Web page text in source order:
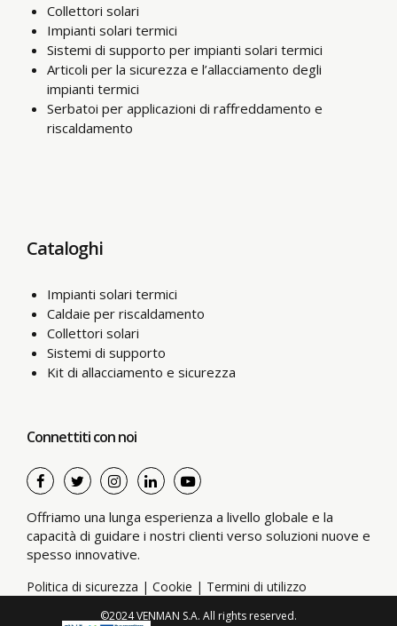
Collettori solari
Impianti solari termici
Sistemi di supporto per impianti solari termici
Articoli per la sicurezza e l’allacciamento degli
impianti termici
Serbatoi per applicazioni di raffreddamento e
riscaldamento
Cataloghi
Impianti solari termici
Caldaie per riscaldamento
Collettori solari
Sistemi di supporto
Kit di allacciamento e sicurezza
Connettiti con noi
Offriamo una lunga esperienza a livello globale e la
capacità di guidare i nostri clienti verso soluzioni nuove e
spesso innovative.
Politica di sicurezza | Cookie | Termini di utilizzo
©2024 VENMAN S.A. All rights reserved.